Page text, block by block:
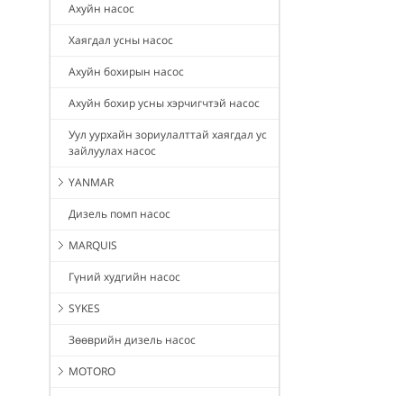
Ахуйн насос
Хаягдал усны насос
Ахуйн бохирын насос
Ахуйн бохир усны хэрчигчтэй насос
Уул уурхайн зориулалттай хаягдал ус
зайлуулах насос
YANMAR
Дизель помп насос
MARQUIS
Гүний худгийн насос
SYKES
Зөөврийн дизель насос
MOTORO